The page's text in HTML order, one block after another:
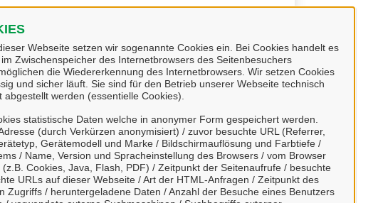
Webseite setzen wir sogenannte Cookies ein. Bei Cookies handelt es
Zwischenspeicher des Internetbrowsers des Seitenbesuchers
die Wiedererkennung des Internetbrowsers. Wir setzen Cookies
und sicher läuft. Sie sind für den Betrieb unserer Webseite technisch
werden (essentielle Cookies).
statistische Daten welche in anonymer Form gespeichert werden.
(durch Verkürzen anonymisiert) / zuvor besuchte URL (Referrer,
Gerätemodell und Marke / Bildschirmauflösung und Farbtiefe /
/ Name, Version und Spracheinstellung des Browsers / vom Browser
Cookies, Java, Flash, PDF) / Zeitpunkt der Seitenaufrufe / besuchte
URLs auf dieser Webseite / Art der HTML-Anfragen / Zeitpunkt des
Zugriffs / heruntergeladene Daten / Anzahl der Besuche eines Benutzers
über unser Portal
sind an unseren digitalen Postkorb angeschlossen.
einen Überblick über alle gestellten Anliegen und
mit uns unkompliziert in Kontakt treten.